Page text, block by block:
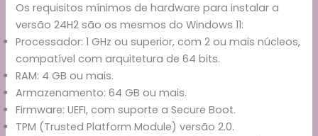
Os requisitos mínimos de hardware para instalar a
versão 24H2 são os mesmos do Windows 11:
Processador: 1 GHz ou superior, com 2 ou mais núcleos,
compatível com arquitetura de 64 bits.
RAM: 4 GB ou mais.
Armazenamento: 64 GB ou mais.
Firmware: UEFI, com suporte a Secure Boot.
TPM (Trusted Platform Module) versão 2.0.